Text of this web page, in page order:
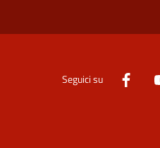
Seguici su